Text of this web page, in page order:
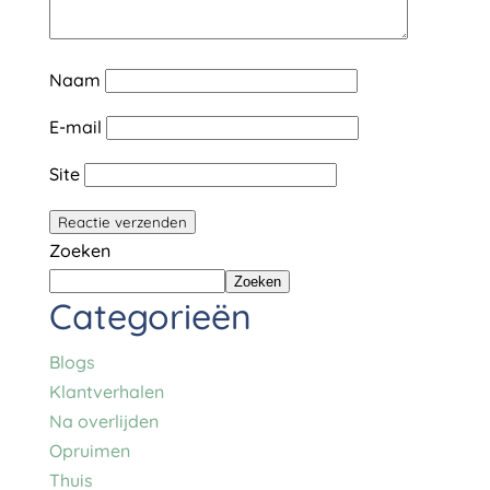
Naam
E-mail
Site
Zoeken
Zoeken
Categorieën
Blogs
Klantverhalen
Na overlijden
Opruimen
Thuis